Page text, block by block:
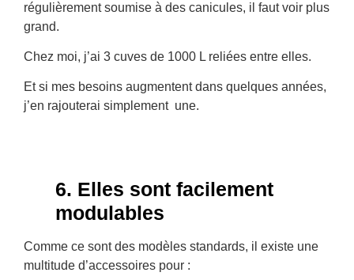
régulièrement soumise à des canicules, il faut voir plus
grand.
Chez moi, j’ai 3 cuves de 1000 L reliées entre elles.
Et si mes besoins augmentent dans quelques années,
j’en rajouterai simplement une.
6. Elles sont facilement
modulables
Comme ce sont des modèles standards, il existe une
multitude d’accessoires pour :